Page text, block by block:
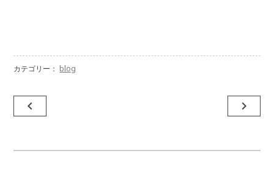
カテゴリー： blog
投
稿
navigate_before navigate_next